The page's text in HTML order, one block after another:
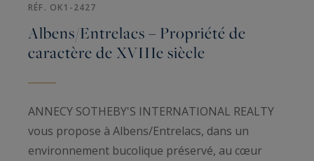
RÉF. OK1-2427
Albens/Entrelacs – Propriété de
caractère de XVIIIe siècle
ANNECY SOTHEBY'S INTERNATIONAL REALTY
vous propose à Albens/Entrelacs, dans un
environnement bucolique préservé, au cœur